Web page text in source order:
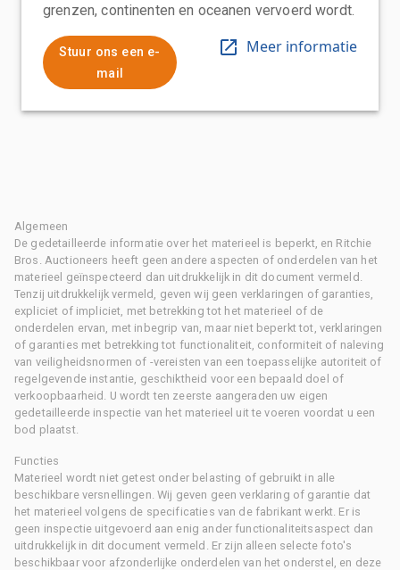
grenzen, continenten en oceanen vervoerd wordt.
Stuur ons een e-
mail
Meer informatie
Algemeen
De gedetailleerde informatie over het materieel is beperkt, en Ritchie
Bros. Auctioneers heeft geen andere aspecten of onderdelen van het
materieel geïnspecteerd dan uitdrukkelijk in dit document vermeld.
Tenzij uitdrukkelijk vermeld, geven wij geen verklaringen of garanties,
expliciet of impliciet, met betrekking tot het materieel of de
onderdelen ervan, met inbegrip van, maar niet beperkt tot, verklaringen
of garanties met betrekking tot functionaliteit, conformiteit of naleving
van veiligheidsnormen of -vereisten van een toepasselijke autoriteit of
regelgevende instantie, geschiktheid voor een bepaald doel of
verkoopbaarheid. U wordt ten zeerste aangeraden uw eigen
gedetailleerde inspectie van het materieel uit te voeren voordat u een
bod plaatst.
Functies
Materieel wordt niet getest onder belasting of gebruikt in alle
beschikbare versnellingen. Wij geven geen verklaring of garantie dat
het materieel volgens de specificaties van de fabrikant werkt. Er is
geen inspectie uitgevoerd aan enig ander functionaliteitsaspect dan
uitdrukkelijk in dit document vermeld. Er zijn alleen selecte foto's
beschikbaar voor afzonderlijke onderdelen van het onderstel, en deze